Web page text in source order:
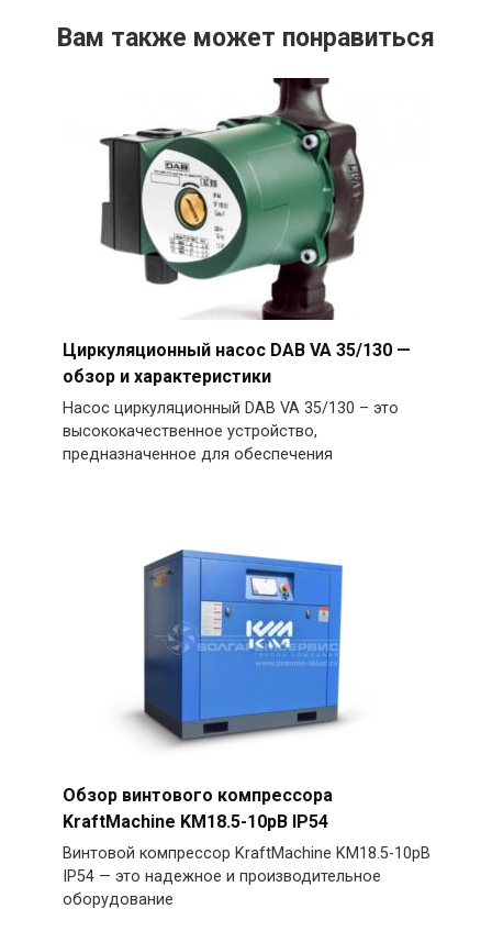
Вам также может понравиться
Циркуляционный насос DAB VA 35/130 —
обзор и характеристики
Насос циркуляционный DAB VA 35/130 – это
высококачественное устройство,
предназначенное для обеспечения
Обзор винтового компрессора
KraftMachine KM18.5-10рВ IP54
Винтовой компрессор KraftMachine KM18.5-10рВ
IP54 — это надежное и производительное
оборудование